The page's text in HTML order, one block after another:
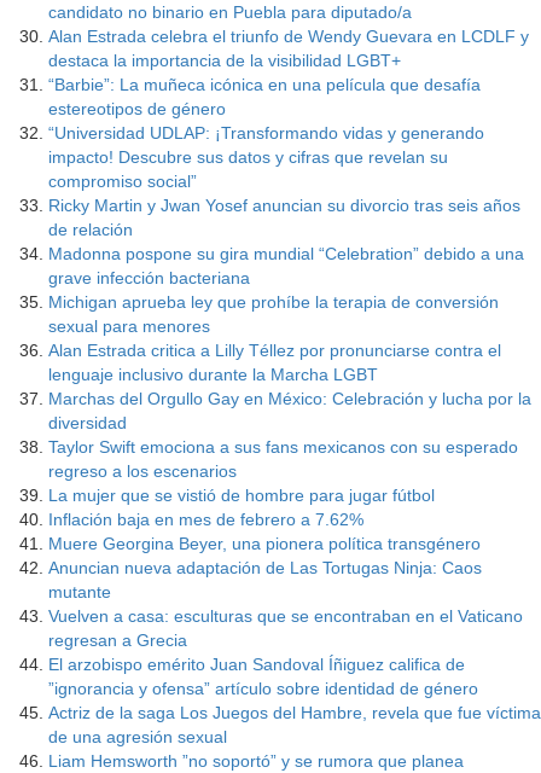
candidato no binario en Puebla para diputado/a
Alan Estrada celebra el triunfo de Wendy Guevara en LCDLF y
destaca la importancia de la visibilidad LGBT+
“Barbie”: La muñeca icónica en una película que desafía
estereotipos de género
“Universidad UDLAP: ¡Transformando vidas y generando
impacto! Descubre sus datos y cifras que revelan su
compromiso social”
Ricky Martin y Jwan Yosef anuncian su divorcio tras seis años
de relación
Madonna pospone su gira mundial “Celebration” debido a una
grave infección bacteriana
Michigan aprueba ley que prohíbe la terapia de conversión
sexual para menores
Alan Estrada critica a Lilly Téllez por pronunciarse contra el
lenguaje inclusivo durante la Marcha LGBT
Marchas del Orgullo Gay en México: Celebración y lucha por la
diversidad
Taylor Swift emociona a sus fans mexicanos con su esperado
regreso a los escenarios
La mujer que se vistió de hombre para jugar fútbol
Inflación baja en mes de febrero a 7.62%
Muere Georgina Beyer, una pionera política transgénero
Anuncian nueva adaptación de Las Tortugas Ninja: Caos
mutante
Vuelven a casa: esculturas que se encontraban en el Vaticano
regresan a Grecia
El arzobispo emérito Juan Sandoval Íñiguez califica de
”ignorancia y ofensa” artículo sobre identidad de género
Actriz de la saga Los Juegos del Hambre, revela que fue víctima
de una agresión sexual
Liam Hemsworth ”no soportó” y se rumora que planea